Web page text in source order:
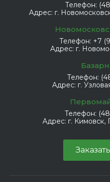
Телефон:
Адрес: г.
Телефон: +7
Адрес: г.
Телефон:
Адрес: г.
Телефон:
Адрес: г. Кимовск,